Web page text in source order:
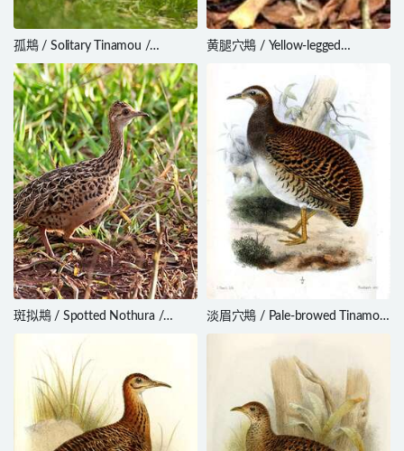
孤䳍 / Solitary Tinamou /
Tinamus solitarius
黄腿穴䳍 / Yellow-legged
斑拟䳍 / Spotted Nothura /
淡眉穴䳍 / Pale-browed Tinamou
/ Crypturellus transfasciatus